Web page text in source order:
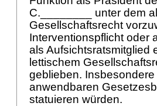
C.________ unter dem
Gesellschaftsrecht
Interventionspflicht oder
als Aufsichtsratsmitglied
lettischem
geblieben.
anwendbaren
statuieren würden.